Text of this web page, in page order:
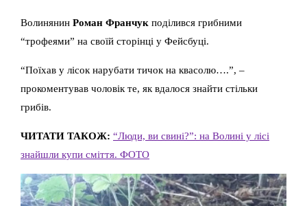
Волинянин Роман Франчук поділився грибними
“трофеями” на своїй сторінці у Фейсбуці.
“Поїхав у лісок нарубати тичок на квасолю….”, –
прокоментував чоловік те, як вдалося знайти стільки
грибів.
ЧИТАТИ ТАКОЖ: “Люди, ви свині?”: на Волині у лісі
знайшли купи сміття. ФОТО